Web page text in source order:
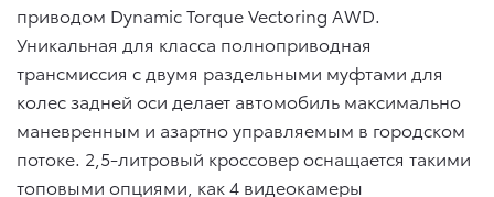
приводом Dynamic Torque Vectoring AWD.
Уникальная для класса полноприводная
трансмиссия с двумя раздельными муфтами для
колес задней оси делает автомобиль максимально
маневренным и азартно управляемым в городском
потоке. 2,5-литровый кроссовер оснащается такими
топовыми опциями, как 4 видеокамеры